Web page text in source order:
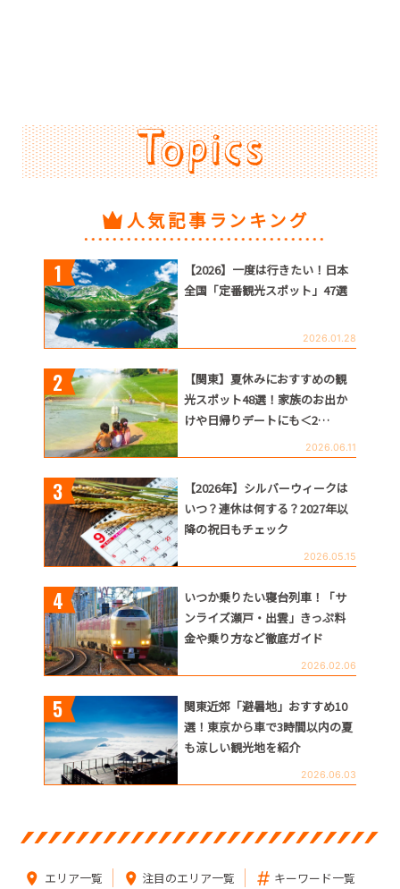
人気記事ランキング
【2026】一度は行きたい！日本
全国「定番観光スポット」47選
2026.01.28
【関東】夏休みにおすすめの観
光スポット48選！家族のお出か
けや日帰りデートにも＜2…
2026.06.11
【2026年】シルバーウィークは
いつ？連休は何する？2027年以
降の祝日もチェック
2026.05.15
いつか乗りたい寝台列車！「サ
ンライズ瀬戸・出雲」きっぷ料
金や乗り方など徹底ガイド
2026.02.06
関東近郊「避暑地」おすすめ10
選！東京から車で3時間以内の夏
も涼しい観光地を紹介
2026.06.03
エリア一覧 注目のエリア一覧 キーワード一覧